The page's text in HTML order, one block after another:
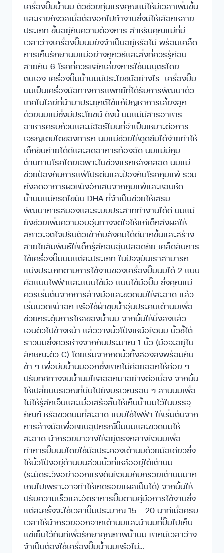
เครื่องปั๊มน้ำนม ตัวช่วยทุ่นแรงคุณแม่ให้มีเวลาเพิ่มขึ้น
และหายกังวลเมื่อต้องอกไปทำงานซึ่งมีให้เลือกหลาย
ประเภท ขึ้นอยู่กับความต้องการ สำหรับคุณแม่ที่มี
เวลาว่างเครื่องปั๊มนมยังจำเป็นอยู่หรือไม่ พร้อมเคล็ด
การเก็บรักษานมแม่อย่างถูกวิธีและสิ่งที่ควรรู้ก่อน
สายกับ 6 โรคที่ควรหลีกเลี่ยงการใช้นมบุตรโดย
ตนเอง เครื่องปั๊มน้ำนมมีประโยชน์อย่างไร เครื่องปั๊ม
นมเป็นเครื่องมือทางการแพทย์ที่ได้รับการพัฒนาด้ว
เทคโนโลยีที่นำมาประยุกต์ใช้แก้ปัญหาการเลี้ยงลูก
ด้วยนมแม่ซึ่งมีประโยชน์ ดังนี้ นมแม่มีสารอาหาร
อาหารครบถ้วนและมีฮอร์โมนที่จำเป็นเหมาะต่อการ
เจริญเติบโตของทารก นมแม่ช่วยให้ดูดซึมได้ง่ายทำให้
เด็กขับถ่ายได้ดีและลดอาการท้องอืด นมแม่มีภูมิ
ต้านทานโรคโดยเฉพาะในช่วงแรกหลังคลอด นมแม่
ช่วยป้องกันการแพ้โปรตีนและป้องกันโรคภูมิแพ้ รวม
ถึงลดอาการผิวหนังอักเสบจากภูมิแพ้และหอบหืด
น้ำนมแม่กรดไขมัน DHA ที่จำเป็นช่วยให้เสริม
พัฒนาการสมองและระบบประสาททำงานได้ดี นมแม่
ยังช่วยเพิ่มความอบอุ่นทางจิตใจให้แก่เด็กส่งผลให้
สภาวะจิตใจปรับตัวเข้ากับสังคมได้ดีมากขึ้นและสร้าง
สายใยสัมพันธ์ให้เด็กรู้สึกอบอุ่นปลอดภัย เคล็ดลับการ
ใช้เครื่องปั๊มนมแต่ละประเภท ในปัจจุบันเราสามารถ
แบ่งประเภทตามการใช้งานของเครื่องปั๊มนมได้ 2 แบบ
คือแบบไฟฟ้าและแบบใช้มือ แบบใช้มือปั๊ม ซึ่งคุณแม่
ควรเริ่มต้นจากการล้างมือและขวดนมให้สะอาด แล้ว
เริ่มนวดหน้าอก หรือใช้ผ้าชุบน้ำอุ่นประคบเต้านมเพื่อ
ช่วยกระตุ้นการไหลของน้ำนม จากนั้นให้นั่งลงแล้ว
เอนตัวไปข้างหน้า แล้ววางนิ้วโป้งเหนือหัวนม นิ้วชี้ใต้
ราวนมซึ่งควรห่างจากกันประมาณ 1 นิ้ว (มือจะอยู่ใน
ลักษณะตัว C) โดยเริ่มจากกดนิ้วทั้งสองลงพร้อมกัน
ช้า ๆ เพื่อบีบน้ำนมออกซึ่งหากไม่ค่อยออกให้ค่อย ๆ
ปรับทิศทางจนน้ำนมไหลออกมาอย่างต่อเนื่อง จากนั้น
ให้เปลี่ยนบริเวณที่บีบไปยังบริเวณรอบ ๆ ลานนมเพื่อ
ไม่ให้รู้สึกเจ็บและเมื่อเสร้จสิ้นให้เก็บน้ำนมไว้ในบรรจุ
ภัณฑ์ หรือขวดนมที่สะอาด แบบใช้ไฟฟ้า ให้เริ่มต้นจาก
การล้างมือเพื่อหยิบอุปกรณ์ปั๊มนมและขวดนมให้
สะอาด นำกรวยมาวางให้อยู่ตรงกลางหัวนมเพื่อ
ทำการปั๊มนมโดยใช้มือประคองเต้านมด้วยมือเดียวซึ่ง
ให้นิ้วโป้งอยู่ด้านบนส่วนนิ้วที่เหลืออยู่ใต้เต้านม
(ระมัดระวังอย่าออกแรงดันหัวนมกับกรวยเต้านมมาก
เกินไปเพราะอาจทำให้เกิดรอยแผลเป็นได้) จากนั้นให้
ปรับความเร็วและอัตราการปั๊มตามคู่มือการใช้งานซึ่ง
แต่ละครั้งจะใช้เวลาปั๊มประมาณ 15 – 20 นาทีเมื่อครบ
เวลาให้นำกรวยออกจากเต้านมและนำนมที่ปั๊มไปเก็บ
แช่เย็นไว้ทันทีเพื่อรักษาคุณภาพน้ำนม หากมีเวลาว่าง
จำเป็นต้องใช้เครื่องปั๊มน้ำนมหรือไม่…